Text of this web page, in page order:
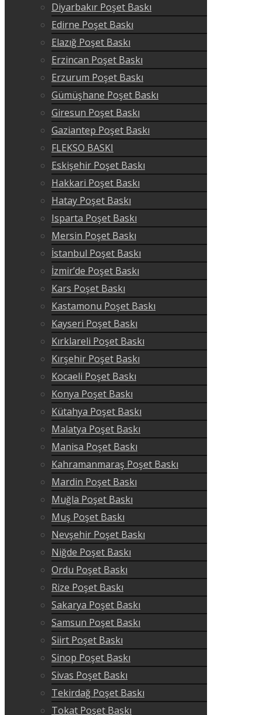
Diyarbakır Poşet Baskı
Edirne Poşet Baskı
Elazığ Poşet Baskı
Erzincan Poşet Baskı
Erzurum Poşet Baskı
Gümüşhane Poşet Baskı
Giresun Poşet Baskı
Gaziantep Poşet Baskı
FLEKSO BASKI
Eskişehir Poşet Baskı
Hakkari Poşet Baskı
Hatay Poşet Baskı
Isparta Poşet Baskı
Mersin Poşet Baskı
İstanbul Poşet Baskı
İzmir’de Poşet Baskı
Kars Poşet Baskı
Kastamonu Poşet Baskı
Kayseri Poşet Baskı
Kırklareli Poşet Baskı
Kırşehir Poşet Baskı
Kocaeli Poşet Baskı
Konya Poşet Baskı
Kütahya Poşet Baskı
Malatya Poşet Baskı
Manisa Poşet Baskı
Kahramanmaraş Poşet Baskı
Mardin Poşet Baskı
Muğla Poşet Baskı
Muş Poşet Baskı
Nevşehir Poşet Baskı
Niğde Poşet Baskı
Ordu Poşet Baskı
Rize Poşet Baskı
Sakarya Poşet Baskı
Samsun Poşet Baskı
Siirt Poşet Baskı
Sinop Poşet Baskı
Sivas Poşet Baskı
Tekirdağ Poşet Baskı
Tokat Poşet Baskı